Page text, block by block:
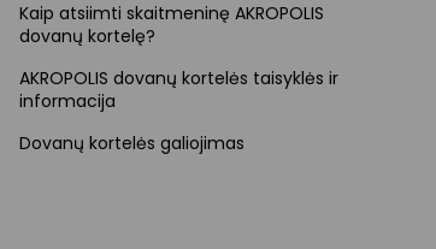
Kaip atsiimti skaitmeninę AKROPOLIS
dovanų kortelę?
AKROPOLIS dovanų kortelės taisyklės ir
informacija
Dovanų kortelės galiojimas